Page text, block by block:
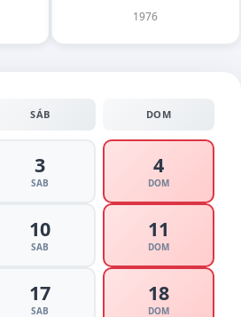
1976
SÁB DOM
3
SAB
4
DOM
10
SAB
11
DOM
17
SAB
18
DOM